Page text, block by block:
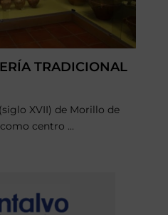
TRADICIONAL
XVII) de Morillo de
centro ...